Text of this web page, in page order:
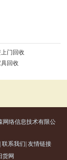
门回收
回收
网络信息技术有限公
联系我们 友情链接
货网